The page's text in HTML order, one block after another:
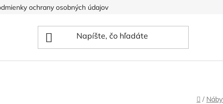
ochrany osobných údajov
Domov
/